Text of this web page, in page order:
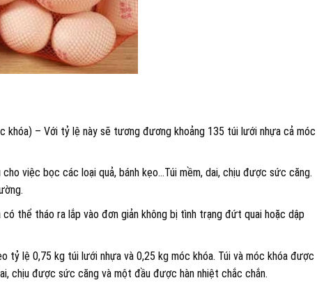
khóa) – Với tỷ lệ này sẽ tương đương khoảng 135 túi lưới nhựa cả móc
việc bọc các loại quả, bánh kẹo…Túi mềm, dai, chịu được sức căng.
thể tháo ra lắp vào đơn giản không bị tình trạng đứt quai hoặc dập
tỷ lệ 0,75 kg túi lưới nhựa và 0,25 kg móc khóa. Túi và móc khóa được
chịu được sức căng và một đầu được hàn nhiệt chắc chắn.